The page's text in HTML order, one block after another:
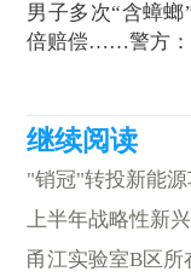
男子多次“含蟑
倍赔偿……警方：
"销冠"转投新能
上半年战略性新
甬江实验室B区